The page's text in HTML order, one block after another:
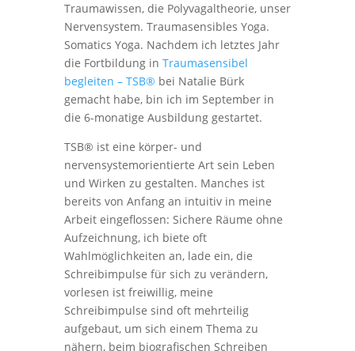
Traumawissen, die Polyvagaltheorie, unser
Nervensystem. Traumasensibles Yoga.
Somatics Yoga. Nachdem ich letztes Jahr
die Fortbildung in Traumasensibel
begleiten – TSB® bei Natalie Bürk
gemacht habe, bin ich im September in
die 6-monatige Ausbildung gestartet.
TSB® ist eine körper- und
nervensystemorientierte Art sein Leben
und Wirken zu gestalten. Manches ist
bereits von Anfang an intuitiv in meine
Arbeit eingeflossen: Sichere Räume ohne
Aufzeichnung, ich biete oft
Wahlmöglichkeiten an, lade ein, die
Schreibimpulse für sich zu verändern,
vorlesen ist freiwillig, meine
Schreibimpulse sind oft mehrteilig
aufgebaut, um sich einem Thema zu
nähern, beim biografischen Schreiben